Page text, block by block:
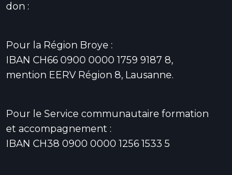
don :
Pour la Région Broye :
IBAN CH66 0900 0000 1759 9187 8,
mention EERV Région 8, Lausanne.
Pour le Service communautaire formation
et accompagnement :
IBAN CH38 0900 0000 1256 1533 5